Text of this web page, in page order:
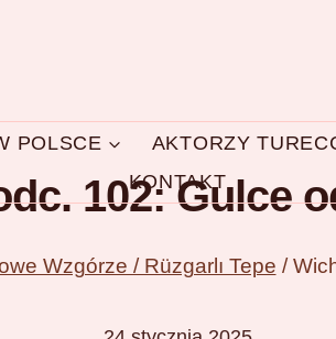
POLSCE AKTORZY
KONTAKT
102: Gulce
Wzgórze / Rüzgarlı Tepe /